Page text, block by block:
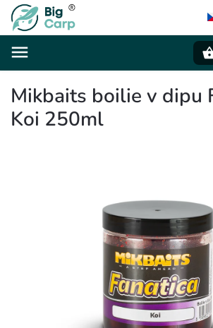
Mikbaits boilie v dipu
Koi 250ml